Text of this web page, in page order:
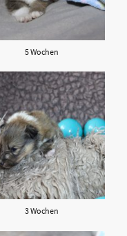
5 Wochen
3 Wochen